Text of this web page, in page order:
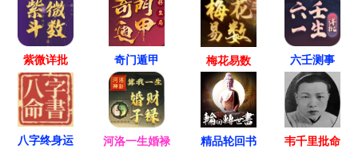
紫微详批 奇门遁甲 梅花易数 六壬测事
八字终身运 河洛一生婚禄 精品轮回书 韦千里批命